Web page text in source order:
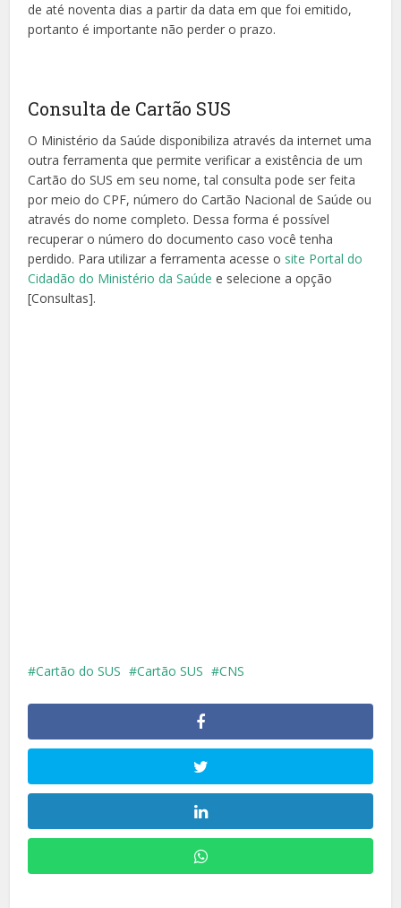
de até noventa dias a partir da data em que foi emitido,
portanto é importante não perder o prazo.
Consulta de Cartão SUS
O Ministério da Saúde disponibiliza através da internet uma
outra ferramenta que permite verificar a existência de um
Cartão do SUS em seu nome, tal consulta pode ser feita
por meio do CPF, número do Cartão Nacional de Saúde ou
através do nome completo. Dessa forma é possível
recuperar o número do documento caso você tenha
perdido. Para utilizar a ferramenta acesse o site Portal do
Cidadão do Ministério da Saúde e selecione a opção
[Consultas].
Cartão do SUS Cartão SUS CNS